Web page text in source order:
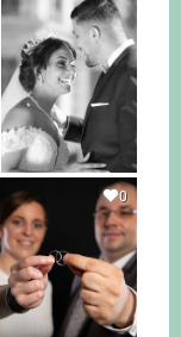
0